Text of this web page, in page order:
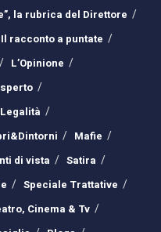
la rubrica del Direttore
Il racconto a puntate
L’Opinione
Legalità
Mafie
di vista
Satira
Speciale Trattative
Cinema & Tv